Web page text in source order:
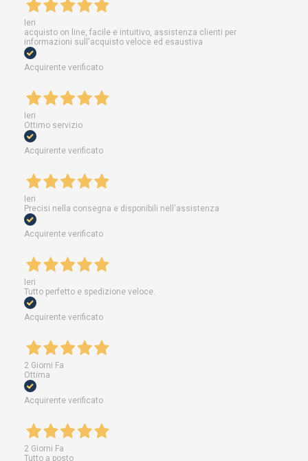
Ieri
acquisto on line, facile e intuitivo, assistenza clienti per
informazioni sull'acquisto veloce ed esaustiva
Acquirente verificato
Ieri
Ottimo servizio
Acquirente verificato
Ieri
Precisi nella consegna e disponibili nell'assistenza
Acquirente verificato
Ieri
Tutto perfetto e spedizione veloce.
Acquirente verificato
2 Giorni Fa
Ottima
Acquirente verificato
2 Giorni Fa
Tutto a posto